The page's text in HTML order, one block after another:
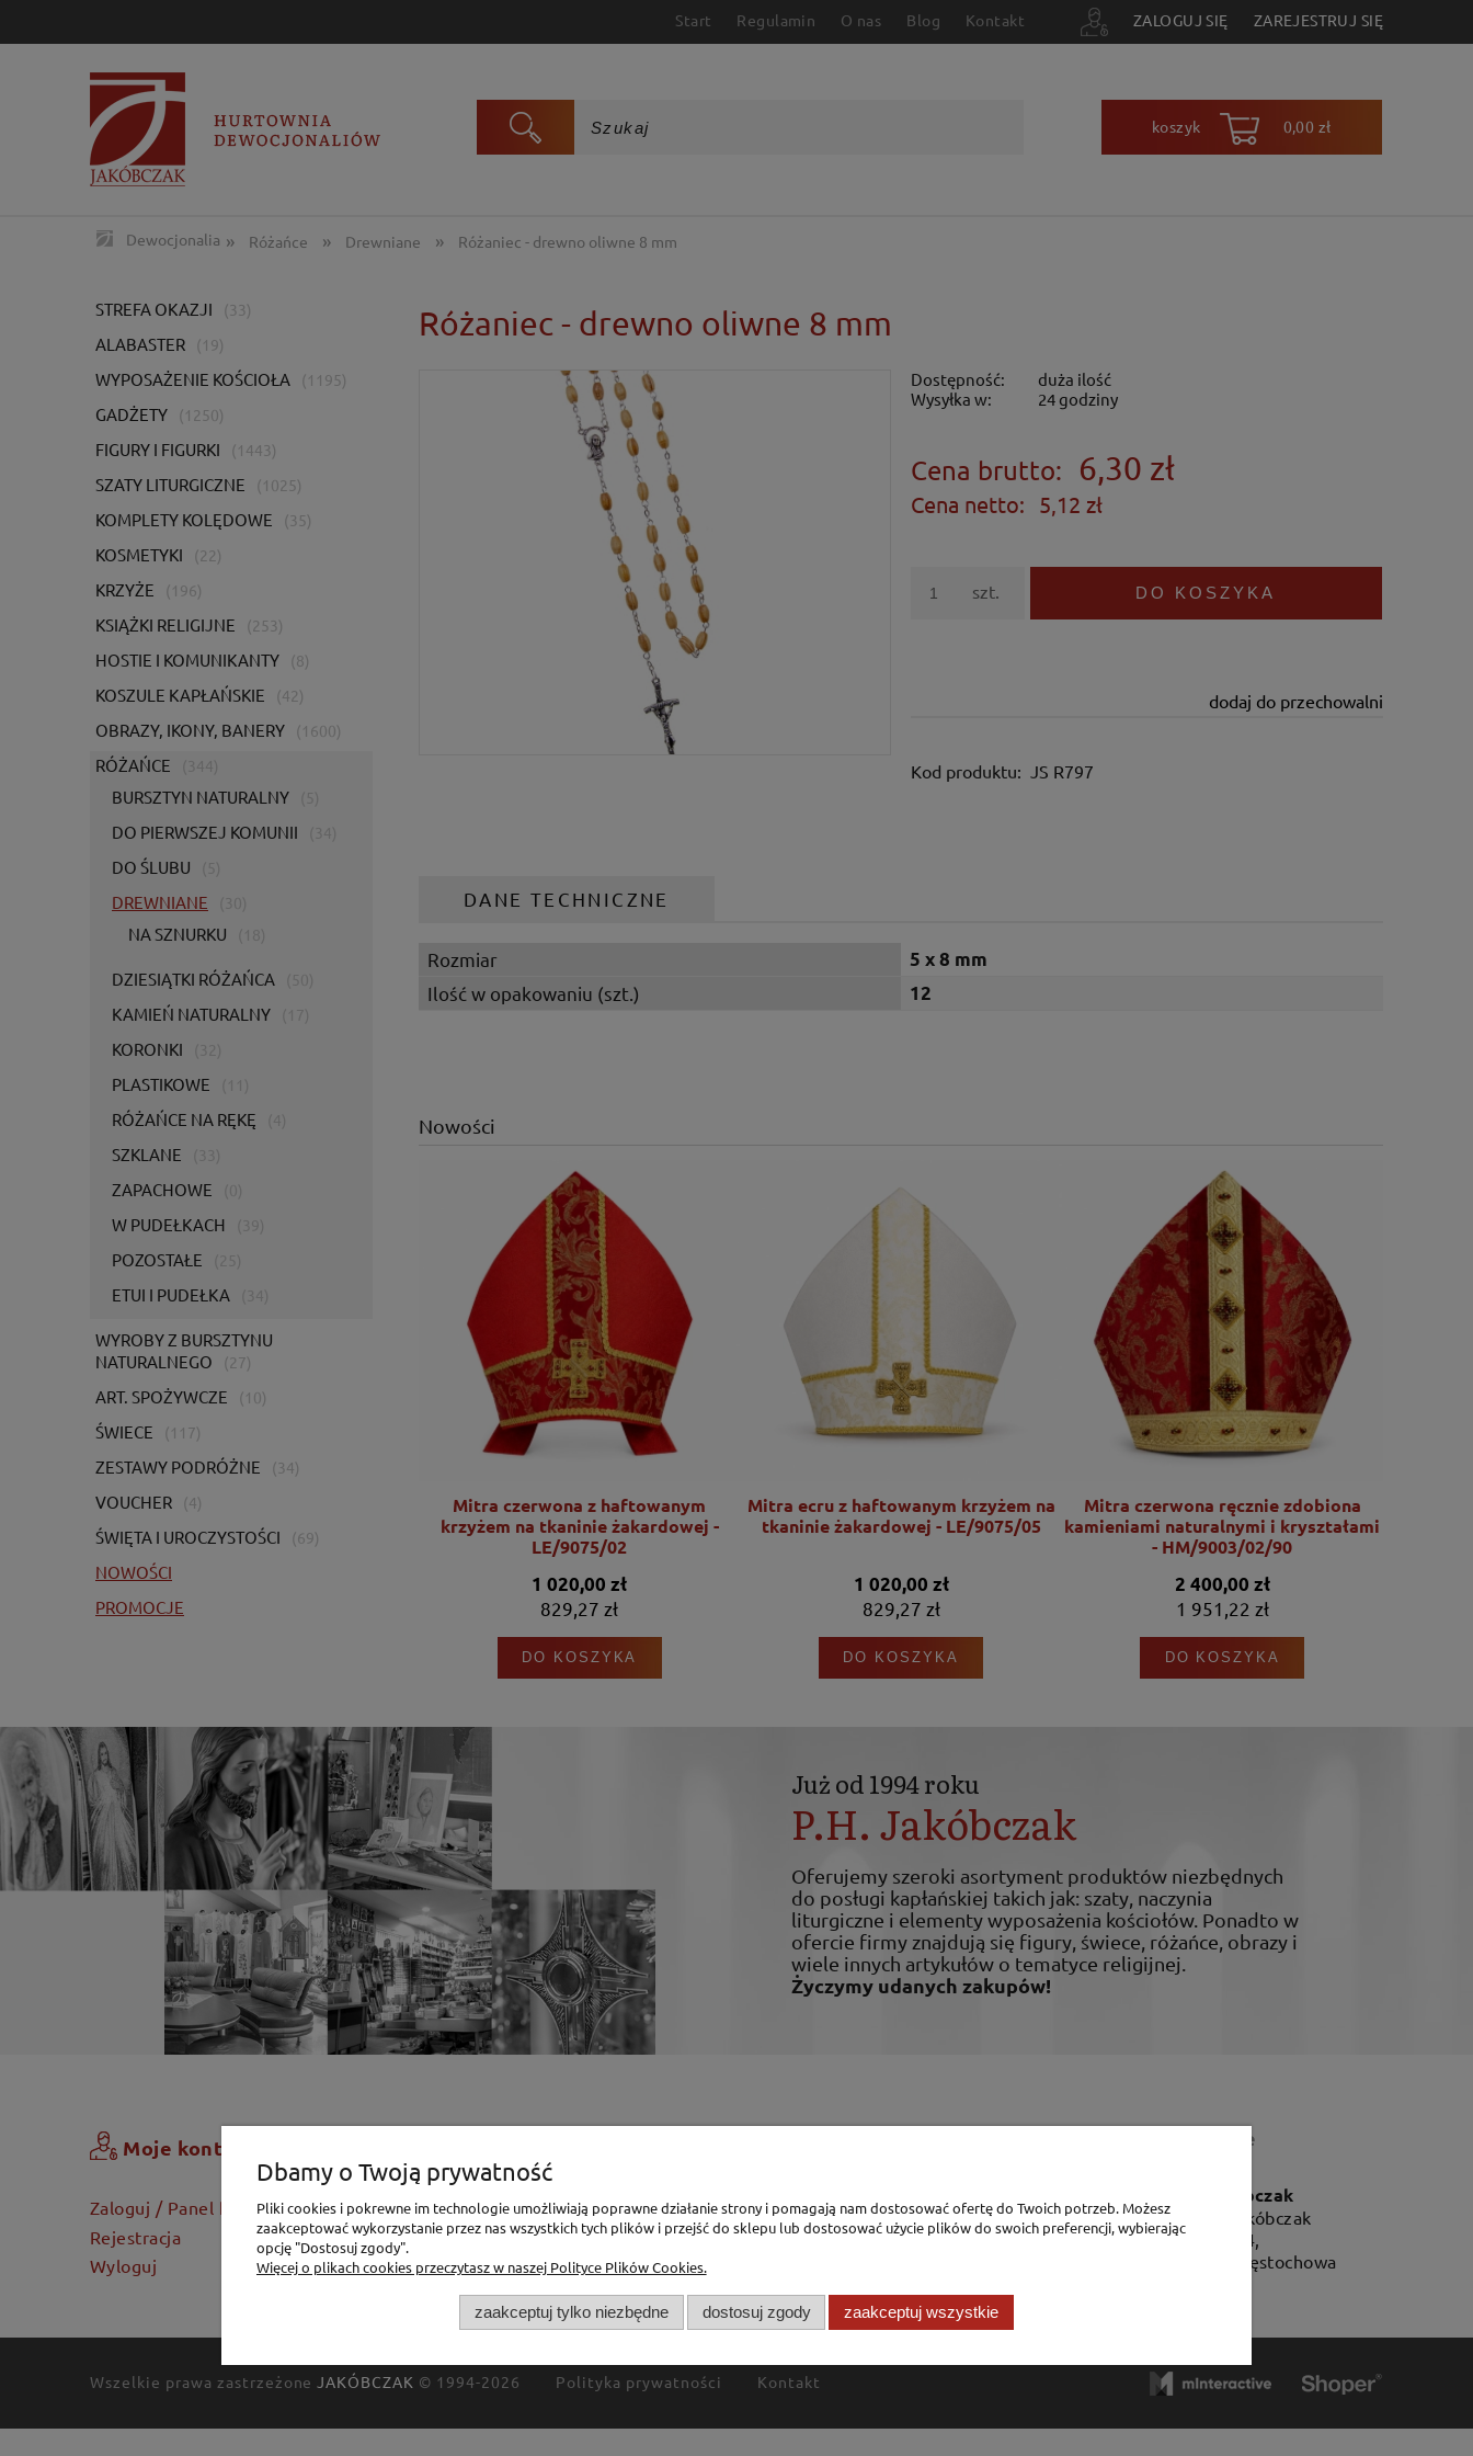
Start Regulamin O nas Blog Kontakt ZALOGUJ SIĘ ZAREJESTRUJ SIĘ
koszyk 0,00 zł
Dewocjonalia » Różańce » Drewniane » Różaniec - drewno oliwne 8 mm
STREFA OKAZJI (33)
ALABASTER (19)
WYPOSAŻENIE KOŚCIOŁA (1195)
GADŻETY (1250)
FIGURY I FIGURKI (1443)
SZATY LITURGICZNE (1025)
KOMPLETY KOLĘDOWE (35)
KOSMETYKI (22)
KRZYŻE (196)
KSIĄŻKI RELIGIJNE (253)
HOSTIE I KOMUNIKANTY (8)
KOSZULE KAPŁAŃSKIE (42)
OBRAZY, IKONY, BANERY (1600)
RÓŻAŃCE
BURSZTYN NATURALNY
DO PIERWSZEJ KOMUNII
DO ŚLUBU
DREWNIANE
NA SZNURKU
DZIESIĄTKI RÓŻAŃCA
KAMIEŃ NATURALNY
KORONKI
PLASTIKOWE
RÓŻAŃCE NA RĘKĘ
SZKLANE
ZAPACHOWE
W PUDEŁKACH
POZOSTAŁE
ETUI I PUDEŁKA
WYROBY Z BURSZTYNU
NATURALNEGO
(27)
ART. SPOŻYWCZE (10)
ŚWIECE (117)
ZESTAWY PODRÓŻNE (34)
VOUCHER (4)
ŚWIĘTA I UROCZYSTOŚCI (69)
NOWOŚCI
PROMOCJE
Różaniec - drewno oliwne 8 mm
Dostępność:
duża ilość
Wysyłka w:
24 godziny
Cena brutto: 6,30 zł
Cena netto: 5,12 zł
szt. DO KOSZYKA
dodaj do przechowalni
Kod produktu: JS R797
DANE TECHNICZNE
Rozmiar
5 x 8 mm
Ilość w opakowaniu (szt.)
12
Nowości
Mitra fioletowa z haftowanym
krzyżem na tkaninie żakardowej -
LE/9075/03
Mitra czerwona z haftowanym
krzyżem na tkaninie żakardowej -
LE/9075/02
1 020,00 zł
829,27 zł
DO KOSZYKA
Mitra ecru z haftowanym krzyżem na
tkaninie żakardowej - LE/9075/05
1 020,00 zł
829,27 zł
DO KOSZYKA
Mitra czerwona ręcznie zdobiona
kamieniami naturalnymi i kryształami
- HM/9003/02/90
2 400,00 zł
1 951,22 zł
DO KOSZYKA
Już od 1994 roku
P.H. Jakóbczak
Oferujemy szeroki asortyment produktów niezbędnych
do posługi kapłańskiej takich jak: szaty, naczynia
liturgiczne i elementy wyposażenia kościołów. Ponadto w
ofercie firmy znajdują się figury, świece, różańce, obrazy i
wiele innych artykułów o tematyce religijnej.
Życzymy udanych zakupów!
Moje konto
Zaloguj / Panel klienta
Rejestracja
Wyloguj
Koszyk
Dostawa
Polityka Prywatności
Polityka Cookies
Dane teleadresowe
P.H. Jakóbczak
Dorota Jakóbczak
Bialska 2/4,
42-202 Częstochowa
Wszelkie prawa zastrzeżone JAKÓBCZAK © 1994-2026 Polityka prywatności Kontakt
Dbamy o Twoją prywatność
Pliki cookies i pokrewne im technologie umożliwiają poprawne działanie strony i pomagają nam dostosować ofertę do Twoich potrzeb. Możesz
zaakceptować wykorzystanie przez nas wszystkich tych plików i przejść do sklepu lub dostosować użycie plików do swoich preferencji, wybierając
opcję "Dostosuj zgody".
Więcej o plikach cookies przeczytasz w naszej Polityce Plików Cookies.
zaakceptuj tylko niezbędne dostosuj zgody zaakceptuj wszystkie